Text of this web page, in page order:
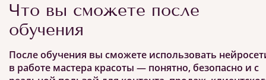
Что вы сможете после
обучения
После обучения вы сможете использовать
в работе мастера красоты — понятно, безопасно и с